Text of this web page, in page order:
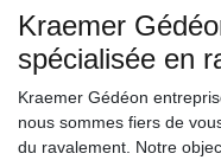
Kraemer
spécialisée en
Kraemer Gédéon
nous sommes fiers de
du ravalement. Notre